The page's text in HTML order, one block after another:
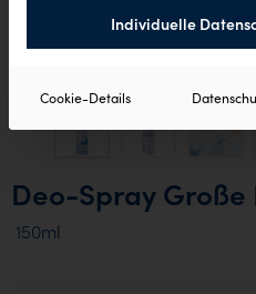
Deo-Spray Große
150ml
Individuelle
Cookie-Details